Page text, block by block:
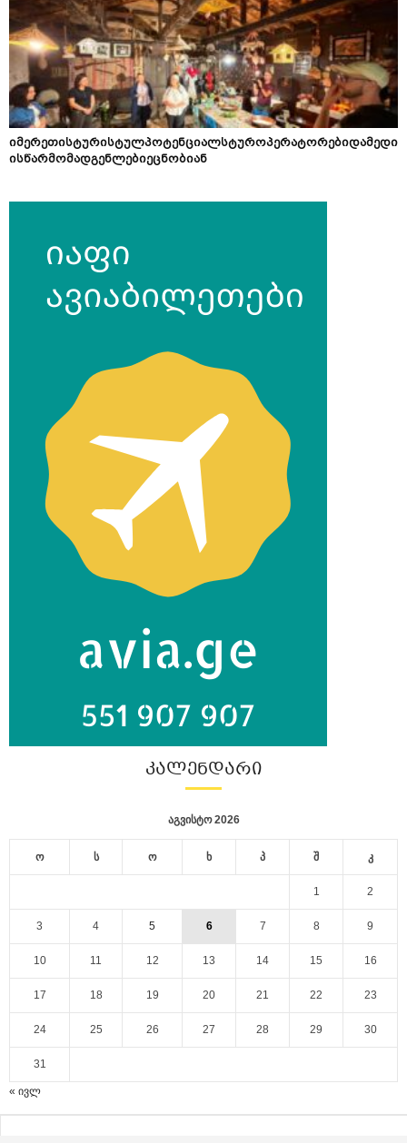
იმერეთისტურისტულპოტენციალსტუროპერატორებიდამედი
ისწარმომადგენლებიეცნობიან
ᲙᲐᲚᲔᲜᲓᲐᲠᲘ
აგვისტო 2026
ო ს ო ხ პ შ კ
1 2
3 4 5 6 7 8 9
10 11 12 13 14 15 16
17 18 19 20 21 22 23
24 25 26 27 28 29 30
31
« ივლ